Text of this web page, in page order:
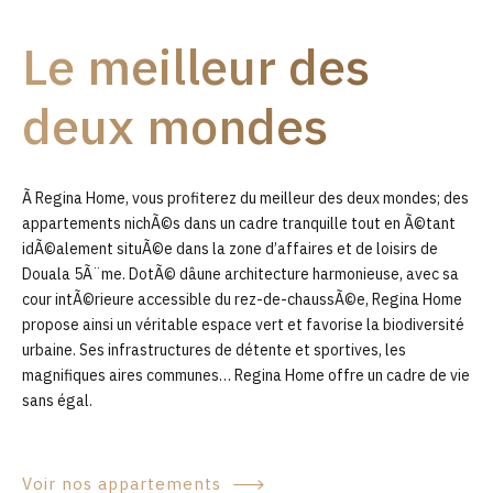
0
Le meilleur des
deux mondes
Ã Regina Home, vous profiterez du meilleur des deux mondes; des
appartements nichÃ©s dans un cadre tranquille tout en Ã©tant
idÃ©alement situÃ©e dans la zone d’affaires et de loisirs de
Douala 5Ã¨me. DotÃ© dâune architecture harmonieuse, avec sa
cour intÃ©rieure accessible du rez-de-chaussÃ©e, Regina Home
propose ainsi un véritable espace vert et favorise la biodiversité
urbaine. Ses infrastructures de détente et sportives, les
magnifiques aires communes… Regina Home offre un cadre de vie
sans égal.
Voir nos appartements